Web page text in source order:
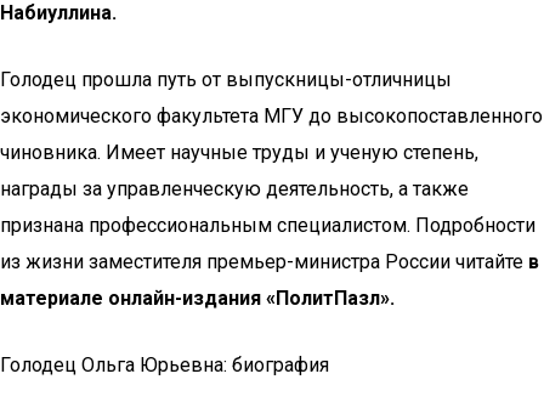
Набиуллина.
Голодец прошла путь от выпускницы-отличницы
экономического факультета МГУ до высокопоставленного
чиновника. Имеет научные труды и ученую степень,
награды за управленческую деятельность, а также
признана профессиональным специалистом. Подробности
из жизни заместителя премьер-министра России читайте в
материале онлайн-издания «ПолитПазл».
Голодец Ольга Юрьевна: биография